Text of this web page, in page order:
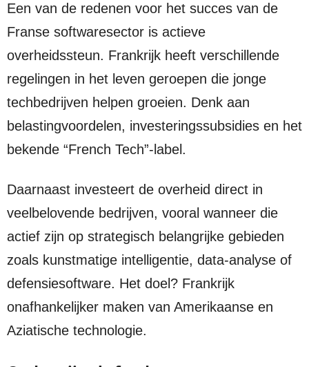
Een van de redenen voor het succes van de
Franse softwaresector is actieve
overheidssteun. Frankrijk heeft verschillende
regelingen in het leven geroepen die jonge
techbedrijven helpen groeien. Denk aan
belastingvoordelen, investeringssubsidies en het
bekende “French Tech”-label.
Daarnaast investeert de overheid direct in
veelbelovende bedrijven, vooral wanneer die
actief zijn op strategisch belangrijke gebieden
zoals kunstmatige intelligentie, data-analyse of
defensiesoftware. Het doel? Frankrijk
onafhankelijker maken van Amerikaanse en
Aziatische technologie.